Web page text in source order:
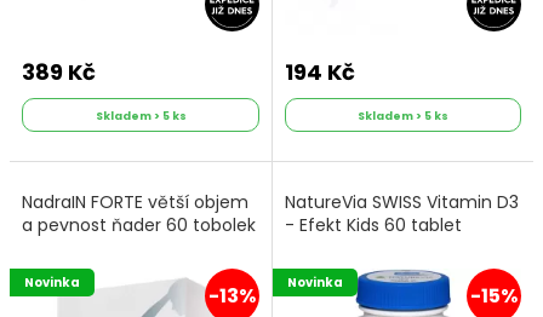
389 Kč
Skladem > 5 ks
194 Kč
Skladem > 5 ks
NadraIN FORTE větší objem
a pevnost ňader 60 tobolek
-13%
Novinka
NatureVia SWISS Vitamin D3
- Efekt Kids 60 tablet
-15%
Novinka